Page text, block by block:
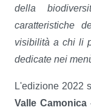
della
caratteristiche
visibilità a chi li
dedicate nei
L'edizione 2022
Valle